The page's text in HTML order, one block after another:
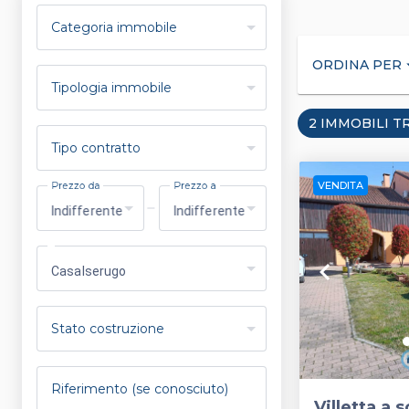
Categoria immobile
Tipologia immobile
Tipo contratto
Indifferente
Prezzo da
Indifferente
Prezzo a
Casalserugo
Stato costruzione
Riferimento (se conosciuto)
ORDINA PER
2 IMMOBILI
VENDITA
keyboard_arrow_left